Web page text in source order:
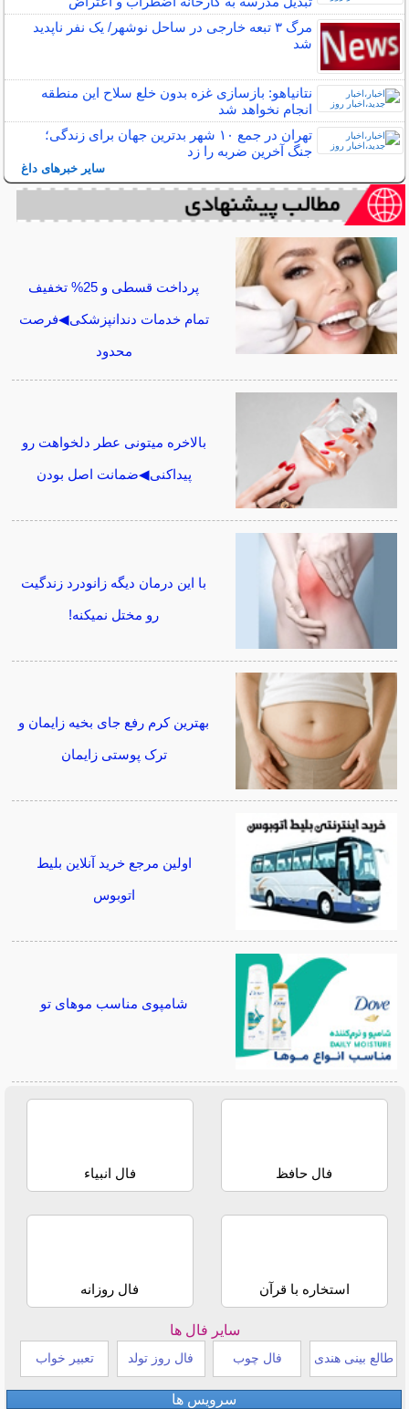
مرگ ۳ تبعه خارجی در ساحل نوشهر/ یک نفر ناپدید
شد
نتانیاهو: بازسازی غزه بدون خلع سلاح این منطقه
انجام نخواهد شد
تهران در جمع ۱۰ شهر بدترین جهان برای زندگی؛
جنگ آخرین ضربه را زد
سایر خبرهای داغ
پرداخت قسطی و 25% تخفیف
تمام خدمات دندانپزشکی◀فرصت
محدود
بالاخره میتونی عطر دلخواهت رو
پیداکنی◀ضمانت اصل بودن
با این درمان دیگه زانودرد زندگیت
رو مختل نمیکنه!
بهترین کرم رفع جای بخیه زایمان و
ترک پوستی زایمان
اولین مرجع خرید آنلاین بلیط
اتوبوس
شامپوی مناسب موهای تو
فال حافظ فال انبیاء
استخاره با قرآن فال روزانه
سایر فال ها
طالع بینی هندی فال چوب فال روز تولد تعبیر خواب
سرویس ها